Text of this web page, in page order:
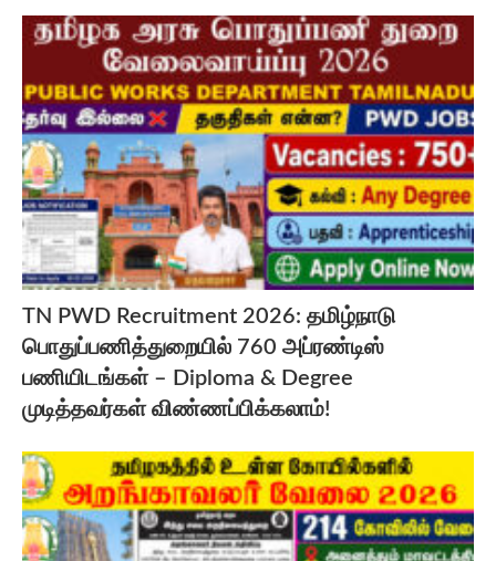
TN PWD Recruitment 2026: தமிழ்நாடு
பொதுப்பணித்துறையில் 760 அப்ரண்டிஸ்
பணியிடங்கள் – Diploma & Degree
முடித்தவர்கள் விண்ணப்பிக்கலாம்!